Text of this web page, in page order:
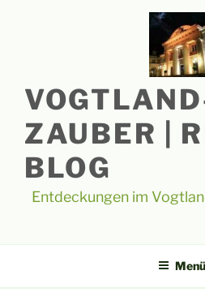
ZAUBER |
BLOG
Entdeckungen im
Menü